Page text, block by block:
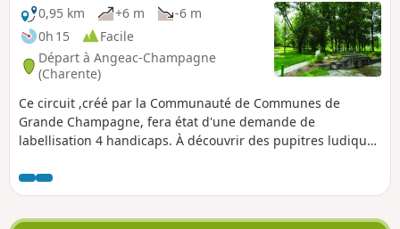
fondamentaux de notre patrimoine local. Au
village de Roissac, ils embellissent la rue
principale.
0,95 km
+6 m
-6 m
0h 15
Facile
Départ à Angeac-Champagne
(Charente)
Ce circuit ,créé par la Communauté de Communes de
Grande Champagne, fera état d'une demande de
labellisation 4 handicaps. À découvrir des pupitres ludiques
vieillissement du Cognac.